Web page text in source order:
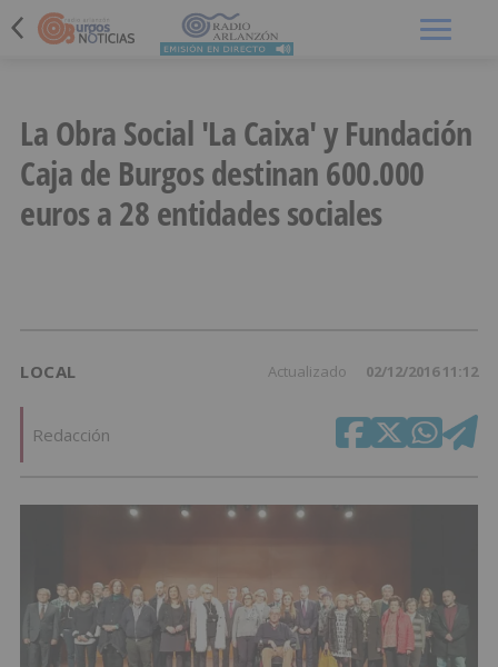
La Obra Social 'La Caixa' y Fundación
Caja de Burgos destinan 600.000
euros a 28 entidades sociales
LOCAL Actualizado 02/12/2016 11:12
Redacción